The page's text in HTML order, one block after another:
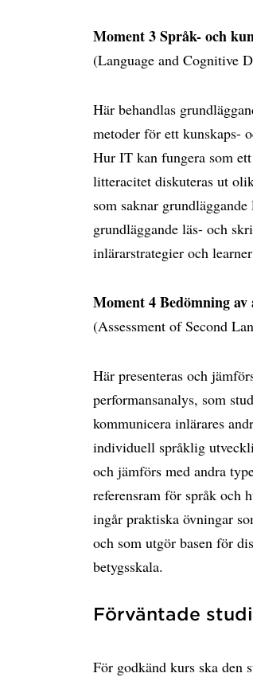
Moment 3 Språk- och
(Language and Cognitive
Här behandlas
metoder för ett kunskaps-
Hur IT kan fungera som
litteracitet diskuteras ut
som saknar
grundläggande läs- och
inlärarstrategier och
Moment 4 Bedömning
(Assessment of Second
Här presenteras och
performansanalys, som
kommunicera inlärares
individuell språklig
och jämförs med andra
referensram för språk och
ingår praktiska övningar
och som utgör basen för
betygsskala.
Förväntade
För godkänd kurs ska den